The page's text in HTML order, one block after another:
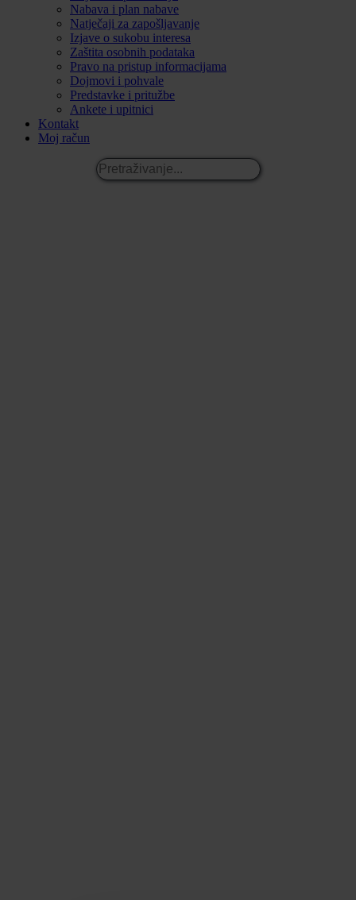
Nabava i plan nabave
Natječaji za zapošljavanje
Izjave o sukobu interesa
Zaštita osobnih podataka
Pravo na pristup informacijama
Dojmovi i pohvale
Predstavke i pritužbe
Ankete i upitnici
Kontakt
Moj račun
Pretraživanje...